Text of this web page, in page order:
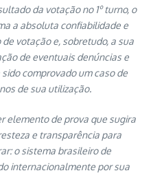
da votação no 1º turno, o
a absoluta confiabilidade e
votação e, sobretudo, a sua
de eventuais denúncias e
comprovado um caso de
de sua utilização.
elemento de prova que sugira
e transparência para
o sistema brasileiro de
internacionalmente por sua